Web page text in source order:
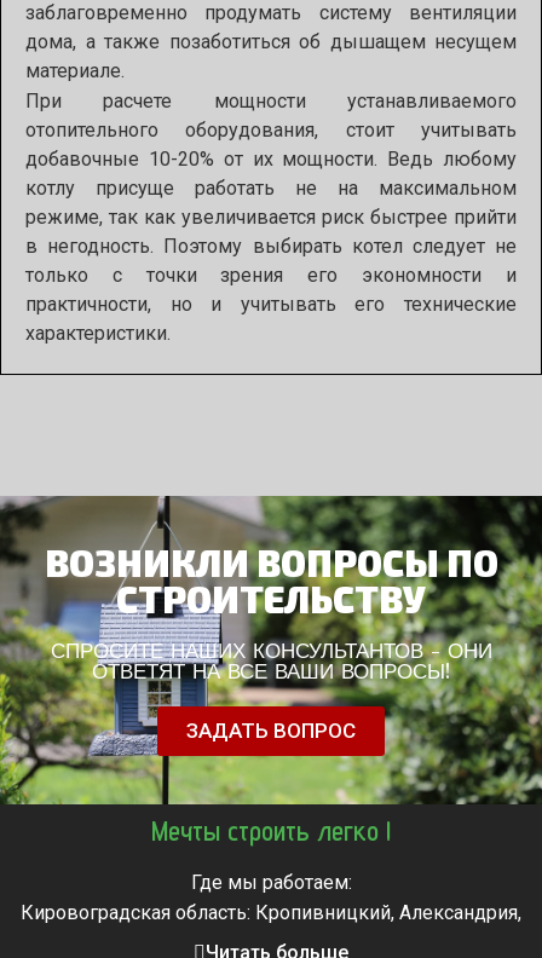
заблаговременно продумать систему вентиляции
дома, а также позаботиться об дышащем несущем
материале.
При расчете мощности устанавливаемого
отопительного оборудования, стоит учитывать
добавочные 10-20% от их мощности. Ведь любому
котлу присуще работать не на максимальном
режиме, так как увеличивается риск быстрее прийти
в негодность. Поэтому выбирать котел следует не
только с точки зрения его экономности и
практичности, но и учитывать его технические
характеристики.
ВОЗНИКЛИ ВОПРОСЫ ПО
СТРОИТЕЛЬСТВУ
СПРОСИТЕ НАШИХ КОНСУЛЬТАНТОВ - ОНИ
ОТВЕТЯТ НА ВСЕ ВАШИ ВОПРОСЫ!
ЗАДАТЬ ВОПРОС
Мечты строить легко !
Где мы работаем:
Кировоградская область: Кропивницкий, Александрия,
Знаменка, Долинская, Новоархангельск, Светловодск
Читать больше